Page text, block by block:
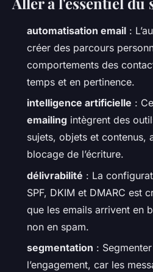
automatisation email :
créer des parcours
comportements des
temps et en pertinence.
intelligence artificielle :
emailing intègrent des
sujets, objets et contenus,
blocage de l’écriture.
délivrabilité : La
SPF, DKIM et DMARC est
que les emails arrivent en
non en spam.
segmentation :
l’engagement, car les